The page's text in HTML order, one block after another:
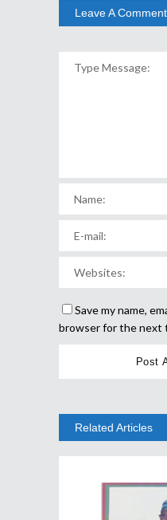
Leave A Comment
Save my name,
browser for the next
Related Articles